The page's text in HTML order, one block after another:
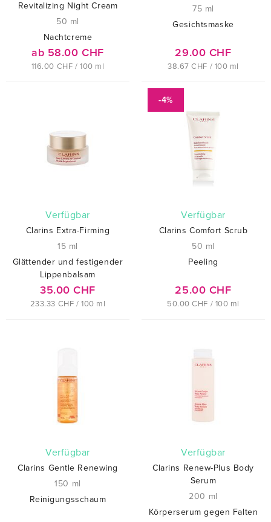
Revitalizing Night Cream
50 ml
Nachtcreme
ab 58.00 CHF
116.00 CHF / 100 ml
75 ml
Gesichtsmaske
29.00 CHF
38.67 CHF / 100 ml
verfügbar
Clarins Extra-Firming
15 ml
Glättender und festigender
Lippenbalsam
35.00 CHF
233.33 CHF / 100 ml
-4%
verfügbar
Clarins Comfort Scrub
50 ml
Peeling
25.00 CHF
50.00 CHF / 100 ml
verfügbar
Clarins Gentle Renewing
150 ml
Reinigungsschaum
verfügbar
Clarins Renew-Plus Body
Serum
200 ml
Körperserum gegen Falten